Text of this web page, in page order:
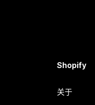
Shopify
关于